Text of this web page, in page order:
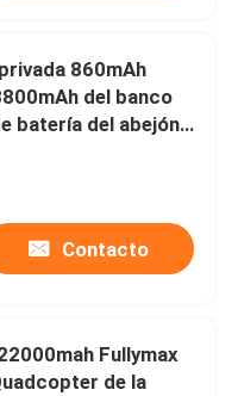
860mAh
del banco
batería del abejón
Contacto
Fullymax
de la